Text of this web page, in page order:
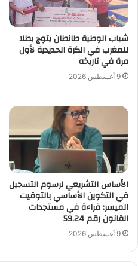
شباب الوطية طانطان يتوج بطلا
للمغرب في الكرة الحديدية لأول
مرة في تاريخه
9 أغسطس 2026
الأساس التشريعي لرسوم التسجيل
في التكوين الأساسي بالتوقيت
الميسر: قراءة في مستجدات
القانون رقم 59.24
9 أغسطس 2026